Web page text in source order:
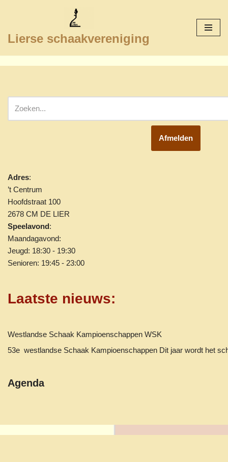
naar
inhoud
Lierse schaakvereniging
Afmelden
Adres:
’t Centrum
Hoofdstraat 100
2678 CM DE LIER
Speelavond:
Maandagavond:
Jeugd: 18:30 - 19:30
Senioren: 19:45 - 23:00
Laatste nieuws:
Westlandse Schaak Kampioenschappen WSK
53e westlandse Schaak Kampioenschappen Dit jaar wordt het
Agenda